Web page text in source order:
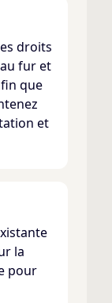
droits
fur et
que
et
la
pour